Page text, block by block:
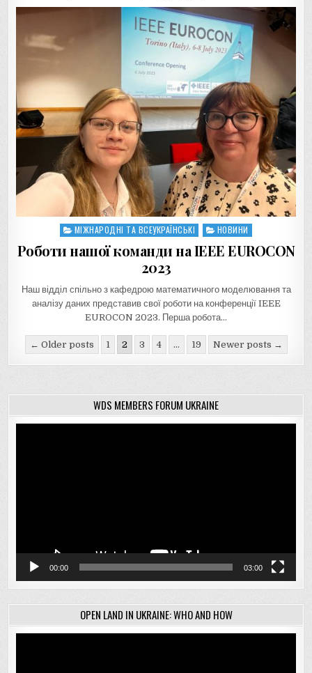
Posted
МІЖНАРОДНІ ТА ВСЕУКРАЇНСЬКІ НОВИНИ
Роботи нашої команди на IEEE EUROCON
2023
Наш відділ спільно з кафедрою математичного моделювання та
аналізу даних представив свої роботи на конференції IEEE
EUROCON 2023. Перша робота…
Навігація
записів
← Older posts 1 2 3 4 … 19 Newer posts →
WDS MEMBERS FORUM UKRAINE
00:00 03:00
OPEN LAND IN UKRAINE: WHO AND HOW